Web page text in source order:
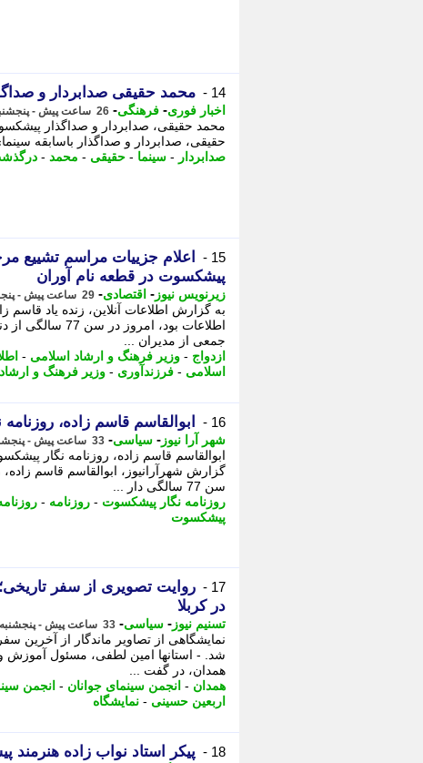
14 - محمد حقیقی صدابردار و
اخبار فوری- فرهنگی- 26 ساعت پیش - پنجشنبه 15 مرداد 1405، 20:01
حقیقی، صدابردار و صداگذار باسابقه
صدابردار - سینما - حقیقی - محمد -
15 -
اعلام جزییات مراسم تشییع
پیشکسوت در قطعه نام آوران
زیرنویس نیوز - اقتصادی- 29 ساعت پیش - پنجشنبه 15 مرداد 1405، 17:13
به گزارش اطلاعات آنلاین، زنده یاد قاسم
اطلاعات بود،
جمعی از مدیران ...
ازدواج - وزیر فرهنگ و ارشاد اسلامی -
اسلامی - فرزندآوری - وزیر فرهنگ و ارشاد
16 - ابوالقاسم قاسم زاده،
شهر آرا نیوز - سیاسی- 33 ساعت پیش - پنجشنبه 15 مرداد 1405، 13:02
ابوالقاسم قاسم زاده، روزنامه نگار
گزارش شهرآرانیوز، ابوالقاسم قاسم
سن 77 سالگی دار ...
روزنامه نگار پیشکسوت - روزنامه -
پیشکسوت
17 -
روایت تصویری از سفر
در کربلا
تسنیم نیوز - سیاسی- 33 ساعت پیش - پنجشنبه 15 مرداد 1405، 12:30
نمایشگاهی از تصاویر ماندگار از آخرین
شد. - استانها امین لطفی، مسئول آموزش و
همدان، در گفت ...
همدان - انجمن سینمای جوانان - انجمن
اربعین حسینی - نمایشگاه
18 - پیکر استاد نواب زاده